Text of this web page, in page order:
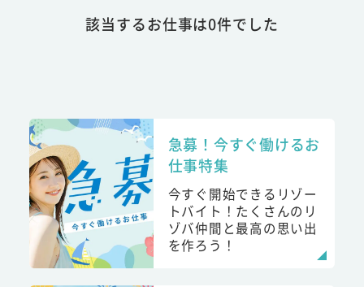
該当するお仕事は0件でした
急募！今すぐ働けるお
仕事特集
今すぐ開始できるリゾー
トバイト！たくさんのリ
ゾバ仲間と最高の思い出
を作ろう！